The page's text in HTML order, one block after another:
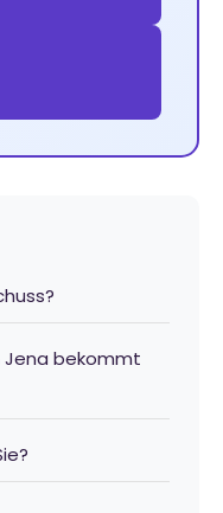
Jena bekommt